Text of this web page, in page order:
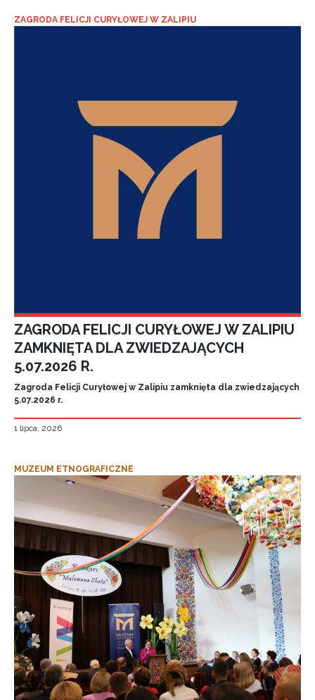
ZAGRODA FELICJI CURYŁOWEJ W ZALIPIU
ZAGRODA FELICJI CURYŁOWEJ W ZALIPIU
ZAMKNIĘTA DLA ZWIEDZAJĄCYCH
5.07.2026 R.
Zagroda Felicji Curyłowej w Zalipiu zamknięta dla zwiedzających
5.07.2026 r.
1 lipca, 2026
MUZEUM ETNOGRAFICZNE